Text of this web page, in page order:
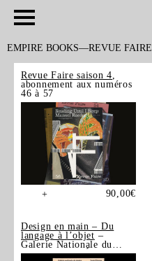
EMPIRE BOOKS REVUE FAIRE
Revue Faire saison 4
abonnement aux numéros
46 à 57
+ 90,00€
Design en main – Du
langage à l’objet –
Galerie Nationale du
Design, Saint-Étienne